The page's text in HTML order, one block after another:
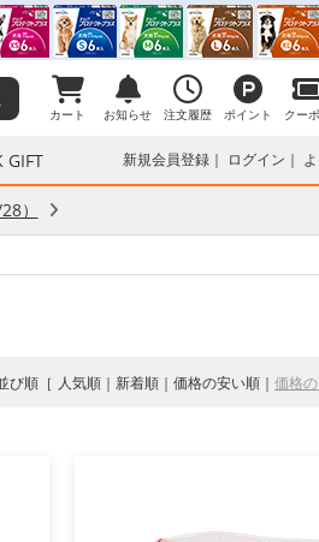
カート お知らせ 注文履歴 ポイント クー
GIFT 新規会員登録 ログイン
）
び順 人気順 新着順 価格の安い順 価格